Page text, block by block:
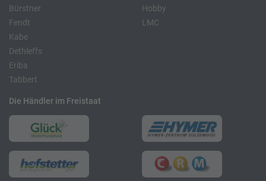
Bürstner
Fendt
Kabe
Hobby
LMC
Dethleffs
Eriba
Tabbert
Die Händler im Freistaat